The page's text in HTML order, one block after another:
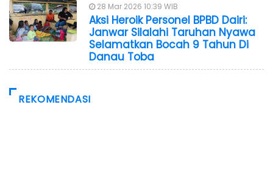
28 Mar 2026 10:39 WIB
Aksi Heroik Personel BPBD Dairi:
Janwar Silalahi Taruhan Nyawa
Selamatkan Bocah 9 Tahun Di
Danau Toba
REKOMENDASI